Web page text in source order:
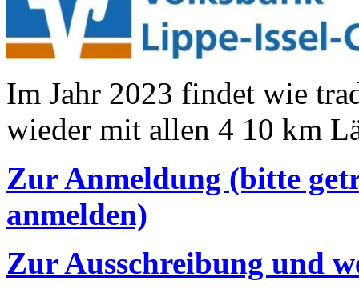
Im Jahr 2023 findet wie
wieder mit allen 4 10 km
Zur Anmeldung (bitte
anmelden)
Zur Ausschreibung und